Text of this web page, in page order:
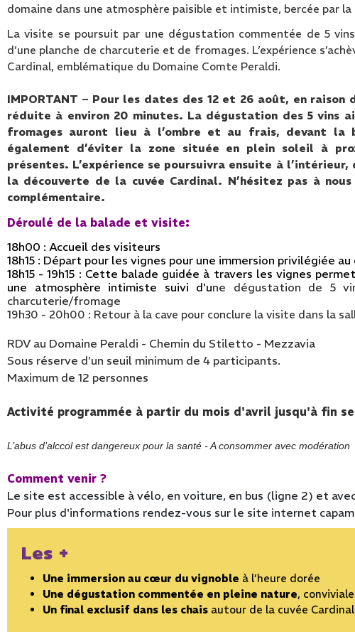
domaine dans une atmosphère paisible et intimiste, bercée par
La visite se poursuit par une dégustation commentée de 5
d’une planche de charcuterie et de fromages. L’expérience
Cardinal, emblématique du Domaine Comte Peraldi.
IMPORTANT – Pour les dates des 12 et 26 août, en
réduite à environ 20 minutes. La dégustation des 5 vins
fromages auront lieu à l’ombre et au frais, devant la
également d’éviter la zone située en plein soleil à
présentes. L’expérience se poursuivra ensuite à
la découverte de la cuvée Cardinal. N’hésitez pas à
complémentaire.
Déroulé de la balade et visite:
18h00 : Accueil des visiteurs
18h15 : Départ pour les vignes pour une immersion privilégiée
18h15 - 19h15 : Cette balade guidée à travers les vignes
une atmosphère intimiste suivi d'une dégustation de 5
charcuterie/fromage
19h30 - 20h00 : Retour à la cave pour conclure la visite dans la
RDV au Domaine Peraldi - Chemin du Stiletto - Mezzavia
Sous réserve d'un seuil minimum de 4 participants.
Maximum de 12 personnes
Activité programmée à partir du mois d'avril jusqu'à fin
L’abus d’alccol est dangereux pour la santé - A consommer avec modération
Comment venir ?
Le site est accessible à vélo, en voiture, en bus (ligne 2) et
Pour plus d'informations rendez-vous sur le site internet
Les +
Une immersion au cœur du vignoble à l’heure dorée
Une dégustation commentée en pleine nature,
Un final exclusif dans les chais autour de la cuvée Cardinal